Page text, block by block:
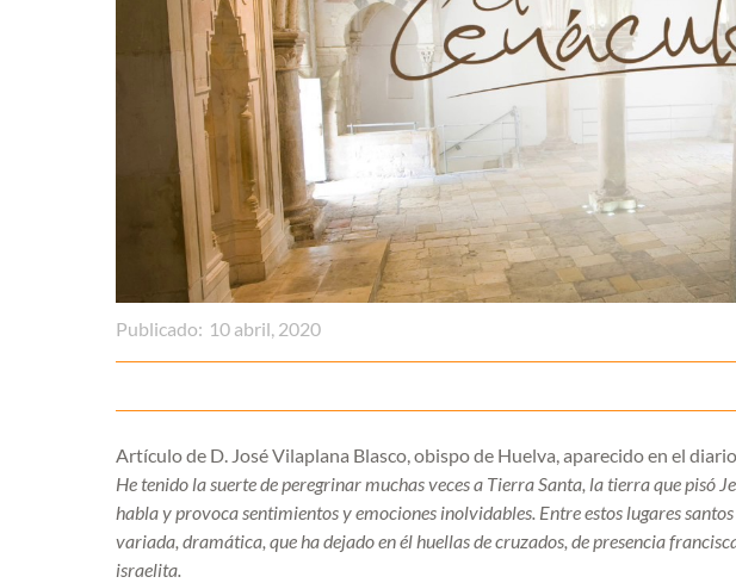
Publicado: 10 abril, 2020
Artículo de D. José Vilaplana Blasco, obispo de Huelva, aparecido en el
He tenido la suerte de peregrinar muchas veces a Tierra Santa, la tierra que pisó
habla y provoca sentimientos y emociones inolvidables. Entre estos lugares
variada, dramática, que ha dejado en él huellas de cruzados, de presencia
israelita.